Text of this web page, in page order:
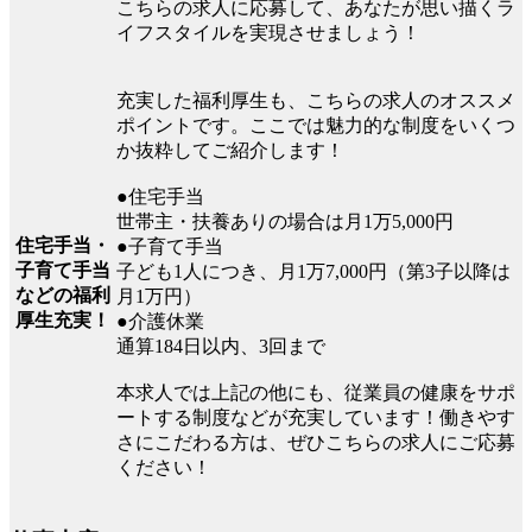
こちらの求人に応募して、あなたが思い描くラ
イフスタイルを実現させましょう！
住宅手当・
子育て手当
などの福利
厚生充実！
充実した福利厚生も、こちらの求人のオススメ
ポイントです。ここでは魅力的な制度をいくつ
か抜粋してご紹介します！
●住宅手当
世帯主・扶養ありの場合は月1万5,000円
●子育て手当
子ども1人につき、月1万7,000円（第3子以降は
月1万円）
●介護休業
通算184日以内、3回まで
本求人では上記の他にも、従業員の健康をサポ
ートする制度などが充実しています！働きやす
さにこだわる方は、ぜひこちらの求人にご応募
ください！